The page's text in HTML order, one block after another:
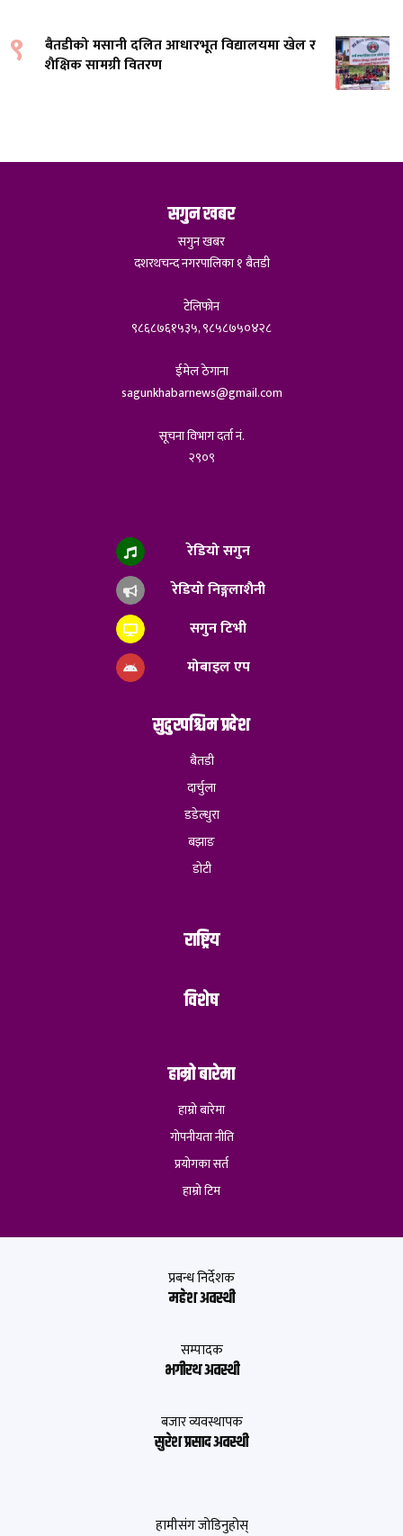
९
बैतडीको मसानी दलित आधारभूत विद्यालयमा खेल र
शैक्षिक सामग्री वितरण
सगुन खबर
सगुन खबर
दशरथचन्द नगरपालिका १ बैतडी
टेलिफोन
९८६८७६१५३५, ९८५८७५०४२८
ईमेल ठेगाना
sagunkhabarnews@gmail.com
सूचना विभाग दर्ता नं.
२९०९
रेडियो सगुन
रेडियो निङ्गलाशैनी
सगुन टिभी
मोबाइल एप
सुदुरपश्चिम प्रदेश
बैतडी
दार्चुला
डडेल्धुरा
बझाङ
डोटी
राष्ट्रिय
विशेष
हाम्रो बारेमा
हाम्रो बारेमा
गोपनीयता नीति
प्रयोगका सर्त
हाम्रो टिम
प्रबन्ध निर्देशक
महेश अवस्थी
सम्पादक
भगीरथ अवस्थी
बजार व्यवस्थापक
सुरेश प्रसाद अवस्थी
हामीसंग जोडिनुहोस्